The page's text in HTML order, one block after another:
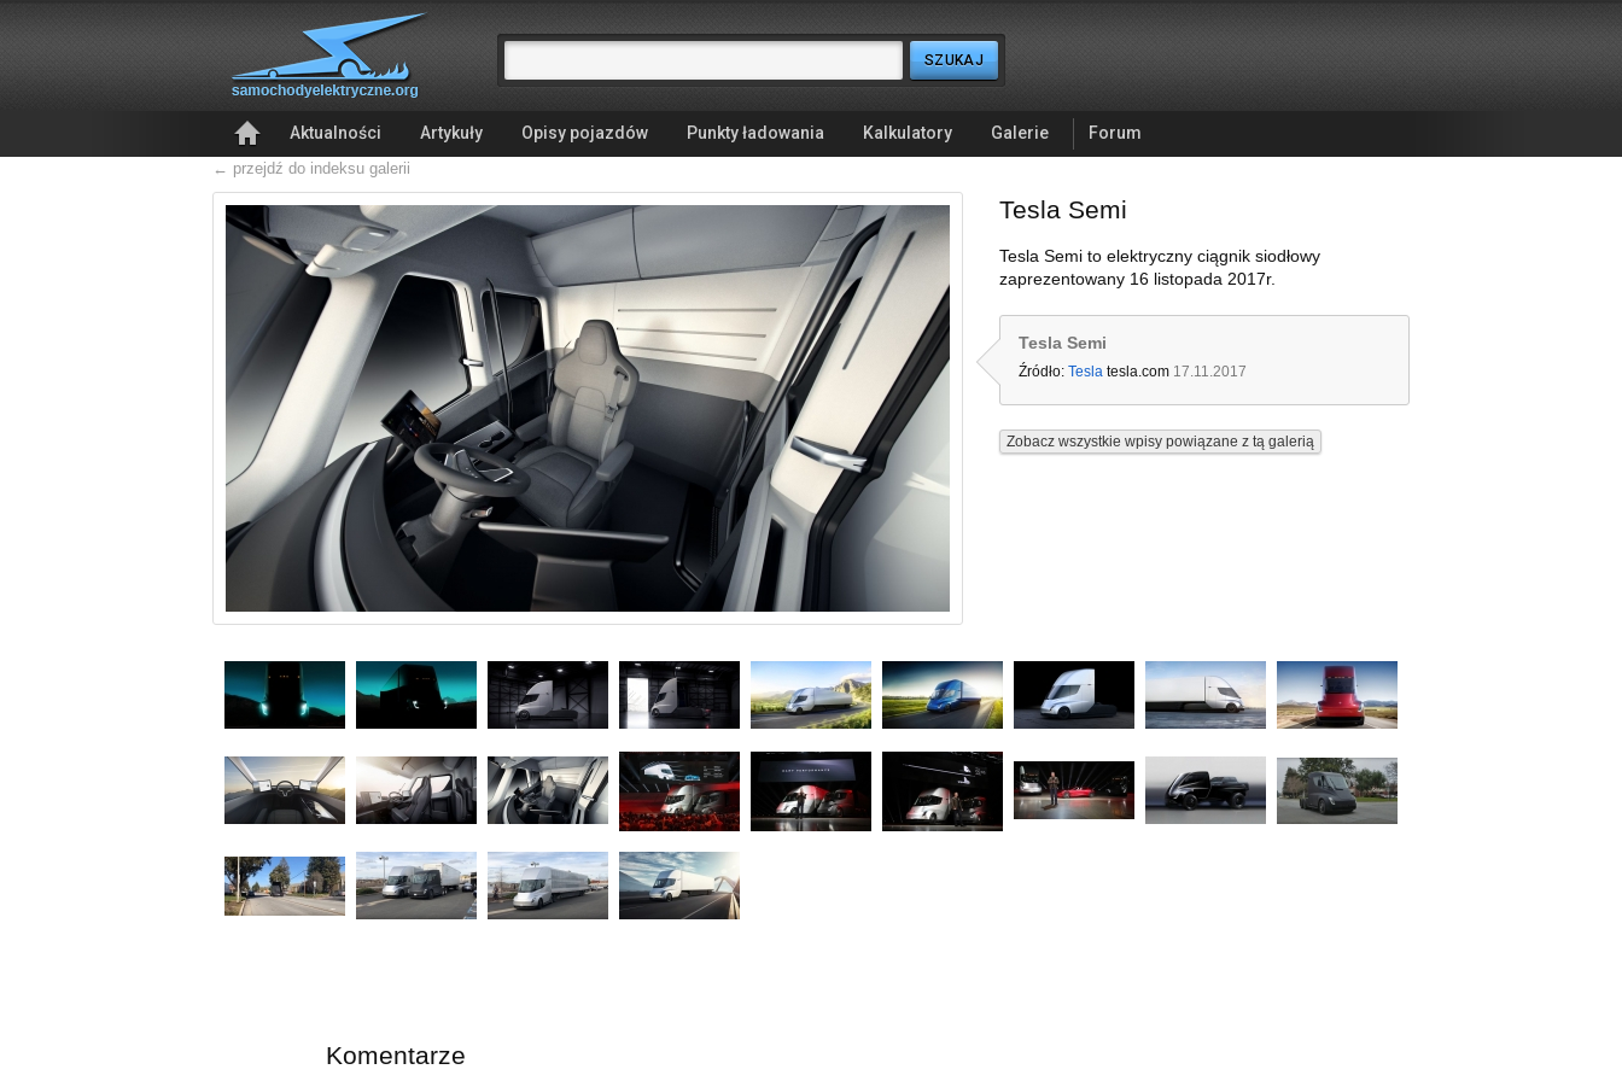
Aktualności Artykuły Opisy pojazdów Punkty ładowania Kalkulatory Galerie Forum
← przejdź do indeksu galerii
Tesla Semi
Tesla Semi to elektryczny ciągnik siodłowy
zaprezentowany 16 listopada 2017r.
Tesla Semi
Źródło: Tesla tesla.com 17.11.2017
Zobacz wszystkie wpisy powiązane z tą galerią
Komentarze